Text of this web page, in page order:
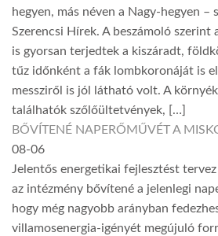
hegyen, más néven a Nagy-hegyen –
Szerencsi Hírek. A beszámoló
is gyorsan terjedtek a kiszáradt,
tűz időnként a fák lombkoronáját is
messziről is jól látható volt. A
találhatók szőlőültetvények, […]
BŐVÍTENÉ NAPERŐMŰVÉT A
08-06
Jelentős energetikai fejlesztést
az intézmény bővítené a jelenlegi
hogy még nagyobb arányban
villamosenergia-igényét megújuló